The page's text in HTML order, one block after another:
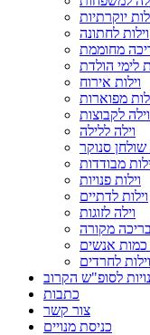
יוקרתיות
וילות לחתונה
מחוממת
לימי הולדת
וילות אירוח
מפוארות
וילה לקבוצות
וילה ללילה
סנוקר
מבודדות
וילות פנויות
וילות לדתיים
וילה לזוגות
מקורה
כמות אנשים
וילות לחרדים
לסופ"ש הקרוב
כתבות
צור קשר
כניסת מנויים